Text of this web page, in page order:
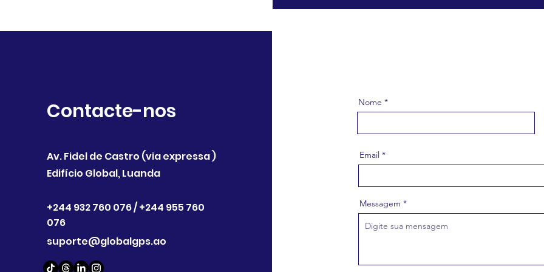
Contacte-nos
Av. Fidel de Castro (via expressa )
Edifício Global, Luanda
+244 932 760 076 /+244 955 760
076
suporte@globalgps.ao
Nome
Email
Messagem